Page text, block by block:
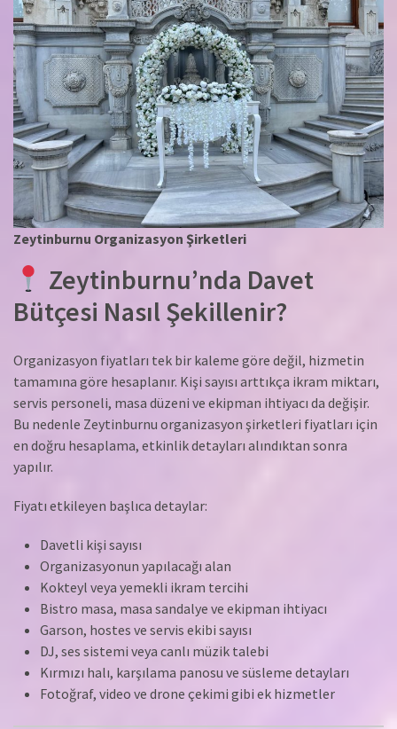
Zeytinburnu Organizasyon Şirketleri
Zeytinburnu’nda Davet
Bütçesi Nasıl Şekillenir?
Organizasyon fiyatları tek bir kaleme göre değil, hizmetin
tamamına göre hesaplanır. Kişi sayısı arttıkça ikram miktarı,
servis personeli, masa düzeni ve ekipman ihtiyacı da değişir.
Bu nedenle Zeytinburnu organizasyon şirketleri fiyatları için
en doğru hesaplama, etkinlik detayları alındıktan sonra
yapılır.
Fiyatı etkileyen başlıca detaylar:
Davetli kişi sayısı
Organizasyonun yapılacağı alan
Kokteyl veya yemekli ikram tercihi
Bistro masa, masa sandalye ve ekipman ihtiyacı
Garson, hostes ve servis ekibi sayısı
DJ, ses sistemi veya canlı müzik talebi
Kırmızı halı, karşılama panosu ve süsleme detayları
Fotoğraf, video ve drone çekimi gibi ek hizmetler